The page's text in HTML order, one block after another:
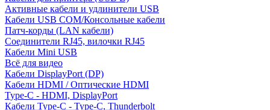
Активные кабели и удлинители USB
Кабели USB COM/Консольные кабели
Патч-корды (LAN кабели)
Соединители RJ45, вилочки RJ45
Кабели Mini USB
Всё для видео
Кабели DisplayPort (DP)
Кабели HDMI / Оптические HDMI
Type-C - HDMI, DisplayPort
Кабели Type-C - Type-C, Thunderbolt